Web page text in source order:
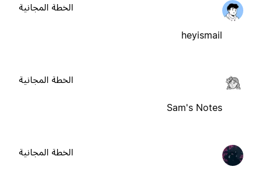
heyismail
الخطة المجانية
Sam's Notes
الخطة المجانية
الخطة المجانية